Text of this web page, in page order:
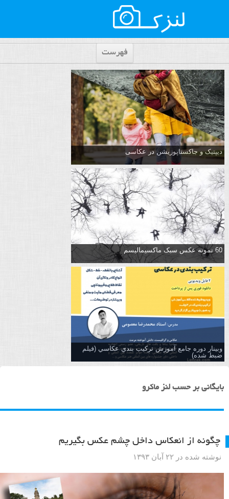
فهرست
دیپتیک و جاکستا‌پوزیشن در عکاسی
60 نمونه عکس سبک ماکسیمالیسم
وبینار دوره جامع آموزش تركيب بندي عكاسي (فیلم
ضبط شده)
بایگانی بر حسب لنز ماکرو
چگونه از انعکاس داخل چشم عکس بگیریم
نوشته شده در ۲۲ آبان ۱۳۹۳